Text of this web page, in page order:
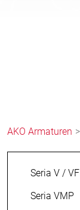
AKO Armaturen
Seria V / VF
Seria VMP